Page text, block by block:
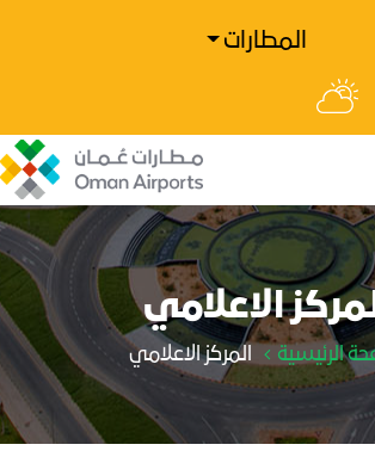
المطارات
الاعلامي
الرئيسية المركز الاعلامي